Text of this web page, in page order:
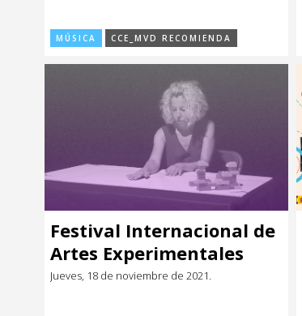
MÚSICA CCE_MVD RECOMIENDA
Festival Internacional de
Artes Experimentales
Jueves, 18 de noviembre de 2021.